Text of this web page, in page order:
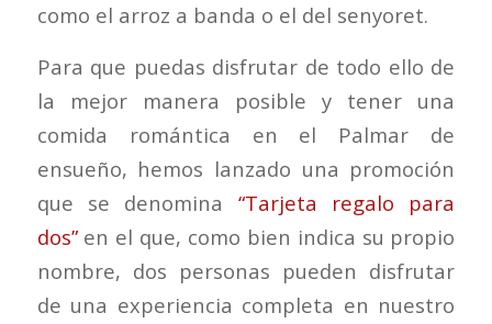
como el arroz a banda o el del senyoret.
Para que puedas disfrutar de todo ello de
la mejor manera posible y tener una
comida romántica en el Palmar de
ensueño, hemos lanzado una promoción
que se denomina “Tarjeta regalo para
dos” en el que, como bien indica su propio
nombre, dos personas pueden disfrutar
de una experiencia completa en nuestro